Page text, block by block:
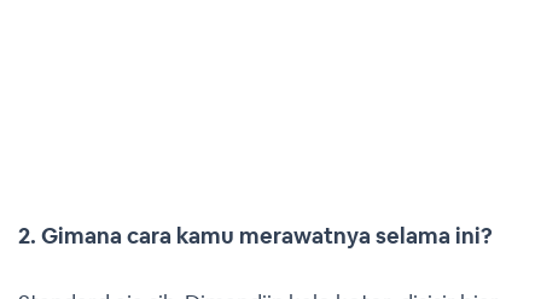
2. Gimana cara kamu merawatnya selama ini?